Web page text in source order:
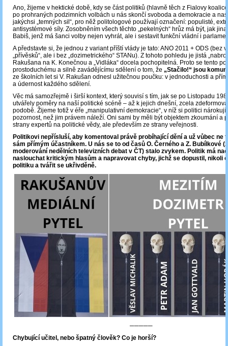
Ano, žijeme v hektické době, kdy se část politiků (hlavně těch z Fialovy
po prohraných podzimních volbách u nás skončí svoboda a demokracie a
jakýchsi „temných sil“, pro něž politologové používají označení: populisté,
antisystémové síly. Zosobněním všech těchto „pekelných“ hrůz má být, jak
Babiš, jenž má šanci volby nejen vyhrát, ale i sestavit funkční vládní i
A představte si, že jednou z variant příští vlády je tato: ANO 2011 + ODS (bez
„přívěsků“, ale i bez „dozimetrického“ STANu). Z tohoto pohledu je jistá
Rakušana na K. Konečnou a „Vidláka“ docela pochopitelná. Proto se tento
prostoduchému a silně zavádějícímu sdělení o tom, že „Stačilo!“ jsou
ze školních let si V. Rakušan odnesl užitečnou poučku: v jednoduchosti a
a údernost každého sdělení.
Věc má samozřejmě i širší kontext, který souvisí s tím, jak se po Listopadu
utvářely poměry na naší politické scéně – až k jejich dnešní, zcela
podobě. Žijeme totiž v éře „manipulativní demokracie“, v níž si politici nárokují
pozornost, než jim právem náleží. Oni sami by měli být objektem zkoumání a
strany expertů na politické vědy, ale především ze strany veřejnosti.
Politikovi nepřísluší, aby komentoval právě probíhající dění a už vůbec ne
sám přímým účastníkem. U nás se to od časů O. Černého a Z. Bubílkové
moderování nedělních televizních debat v ČT) stalo zvykem. Politik má
naslouchat kritickým hlasům a napravovat chyby, jichž se dopustil, nikoli
politiku a tvářit se ukřivděně.
─────
Chybující učitel, nebo špatný člověk? Co je horší?